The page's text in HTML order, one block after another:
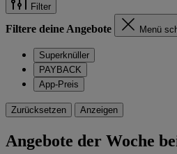
Filter
Filtere deine Angebote Menü
Superknüller
PAYBACK
App-Preis
Zurücksetzen Anzeigen
Angebote der Woche